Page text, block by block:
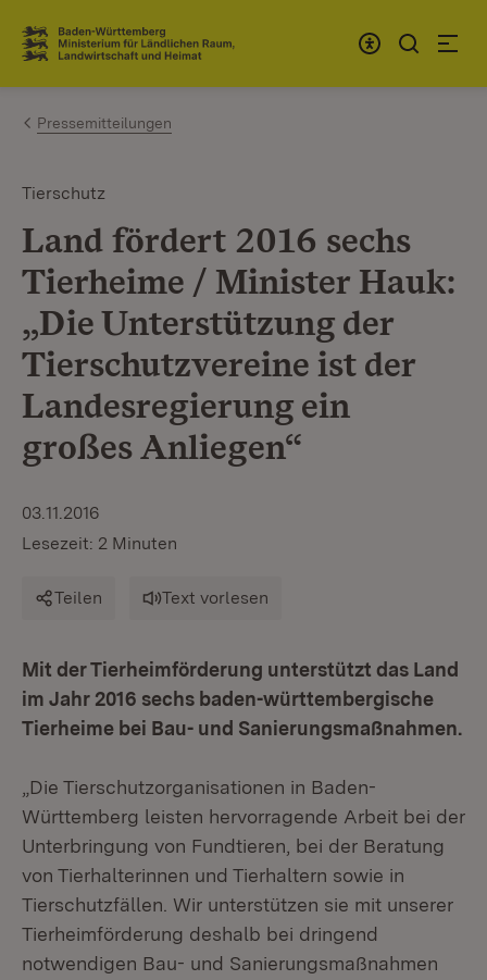
Zum Inhalt springen
Link zur Startseite
Pressemitteilungen
Tierschutz
Land fördert 2016 sechs
Tierheime / Minister Hauk:
„Die Unterstützung der
Tierschutzvereine ist der
Landesregierung ein
großes Anliegen“
03.11.2016
Lesezeit: 2 Minuten
Teilen Text vorlesen
Mit der Tierheimförderung unterstützt das Land
im Jahr 2016 sechs baden-württembergische
Tierheime bei Bau- und Sanierungsmaßnahmen.
„Die Tierschutzorganisationen in Baden-
Württemberg leisten hervorragende Arbeit bei der
Unterbringung von Fundtieren, bei der Beratung
von Tierhalterinnen und Tierhaltern sowie in
Tierschutzfällen. Wir unterstützen sie mit unserer
Tierheimförderung deshalb bei dringend
notwendigen Bau- und Sanierungsmaßnahmen